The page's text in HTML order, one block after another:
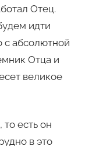
Отец.
идти
с абсолютной
Отца и
великое
то есть он
в это